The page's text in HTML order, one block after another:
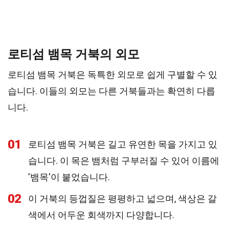
로티섬 뱀목 거북의 외모
로티섬 뱀목 거북은 독특한 외모로 쉽게 구별할 수 있
습니다. 이들의 외모는 다른 거북들과는 확연히 다릅
니다.
01
로티섬 뱀목 거북은 길고 유연한 목을 가지고 있
습니다. 이 목은 뱀처럼 구부러질 수 있어 이름에
'뱀목'이 붙었습니다.
02
이 거북의 등껍질은 평평하고 넓으며, 색상은 갈
색에서 어두운 회색까지 다양합니다.